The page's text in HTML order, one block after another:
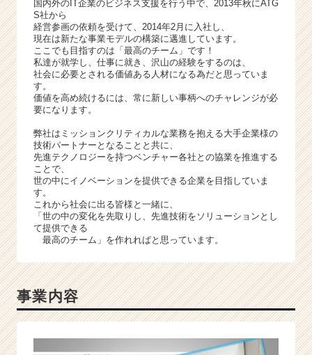
サ
イ
ト
チ
ア
キ
ャ
（C
h
e
r
C
r
国内外のIT企業のビジネス支援を行う中で、2013年秋にATG
S社から
経営参画の依頼を受けて、2014年2月に入社し、
現在は新たな事業モデルの構築に邁進しています。
ここでも目指すのは「最高のチーム」です！
私達が就学し、仕事に就き、沢山の経験をするのは、
社会に必要とされる価値ある人材になる為だと思っていま
す。
価値を高め続けるには、常に新しい事柄へのチャレンジが必
要になります。
弊社はミッションクリティカルな業務を抱える大手企業様の
技術パートナーとなることと共に、
先進テクノロジーを持つベンチャー各社との協業を推進する
ことで、
世の中にイノベーションを提供できる企業を目指していま
す。
これから社会に出る皆様と一緒に、
「世の中の変化を先取りし、先進技術をソリューションとし
て提供できる
最高のチーム」を作れればと思っています。
事業内容